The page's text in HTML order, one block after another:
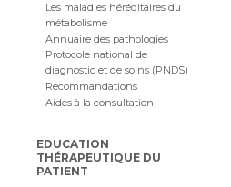
Les maladies héréditaires du
métabolisme
Annuaire des pathologies
Protocole national de
diagnostic et de soins (PNDS)
Recommandations
Aides à la consultation
EDUCATION
THÉRAPEUTIQUE DU
PATIENT